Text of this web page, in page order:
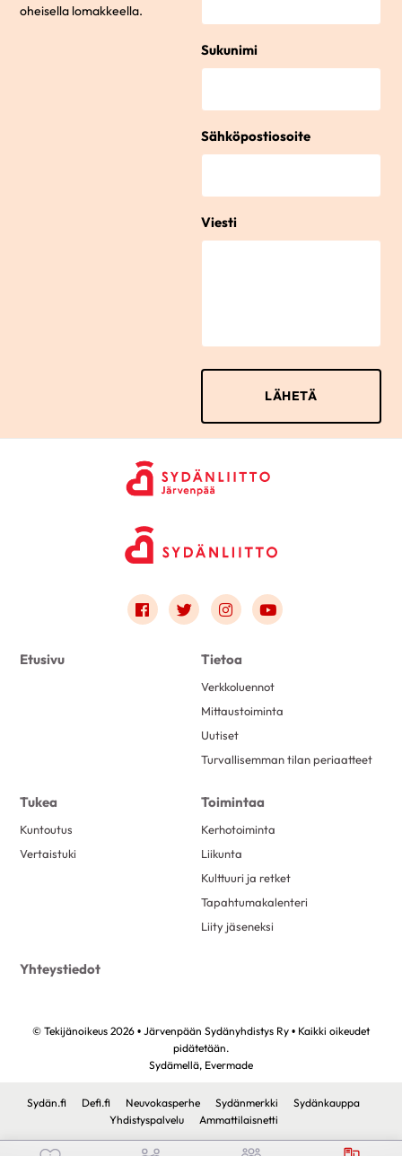
oheisella lomakkeella.
Sukunimi
Sähköpostiosoite
Viesti
Link to facebook
Link to twitter
Link to instagram
Link to youtube
Etusivu Tietoa
Verkkoluennot
Mittaustoiminta
Uutiset
Turvallisemman tilan periaatteet
Tukea
Kuntoutus
Vertaistuki
Toimintaa
Kerhotoiminta
Liikunta
Kulttuuri ja retket
Tapahtumakalenteri
Liity jäseneksi
Yhteystiedot
© Tekijänoikeus 2026 • Järvenpään Sydänyhdistys Ry • Kaikki oikeudet
pidätetään.
Sydämellä, Evermade
Sydän.fi Defi.fi Neuvokasperhe Sydänmerkki
Sydänkauppa
Yhdistyspalvelu
Ammattilaisnetti